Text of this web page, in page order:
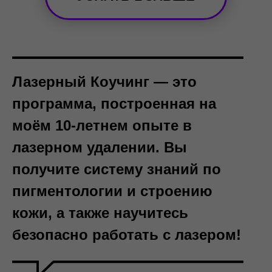
Лазерный Коучинг — это
программа, построенная на
моём 10-летнем опыте в
лазерном удалении. Вы
получите систему знаний по
пигментологии и строению
кожи, а также научитесь
безопасно работать с лазером!